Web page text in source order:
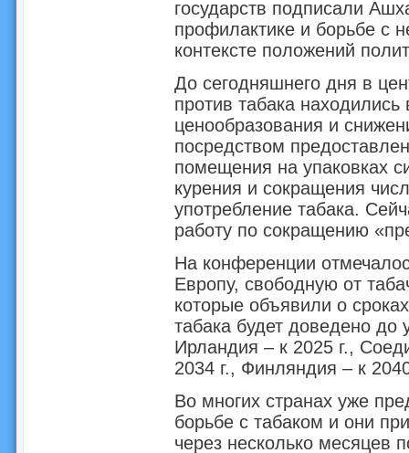
государств подписали
профилактике и борьбе с
контексте положений
До сегодняшнего дня в
против табака
ценообразования и
посредством
помещения на упаковках
курения и сокращения
употребление табака.
работу по сокращению
На конференции
Европу, свободную от
которые объявили о
табака будет доведено до
Ирландия – к 2025 г.,
2034 г., Финляндия – к
Во многих странах уже
борьбе с табаком и они
через несколько месяцев